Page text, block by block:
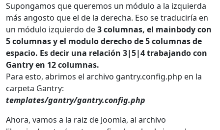
Supongamos que queremos un módulo a la izquierda
más angosto que el de la derecha. Eso se traduciría en
un módulo izquierdo de3 columnas, el mainbody con
5 columnas y el modulo derecho de 5 columnas de
espacio. Es decir una relación 3|5|4 trabajando con
Gantry en 12 columnas.
Para esto, abrimos el archivo gantry.config.php en la
carpeta Gantry:
templates/gantry/gantry.config.php
Ahora, vamos a la raiz de Joomla, al archivo